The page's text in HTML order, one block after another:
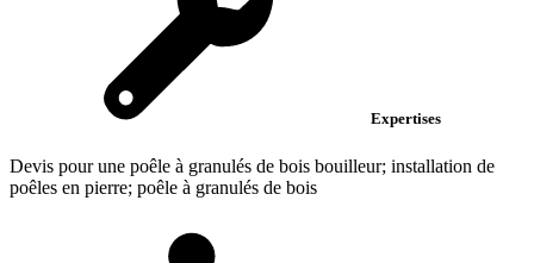
Expertises
Devis pour une poêle à granulés de bois bouilleur; installation de
poêles en pierre; poêle à granulés de bois